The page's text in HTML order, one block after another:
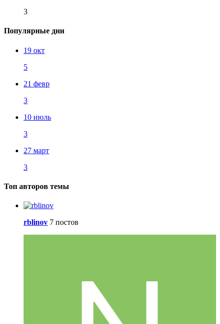
3
Популярные дни
19 окт
5
21 февр
3
10 июль
3
27 март
3
Топ авторов темы
rblinov 7 постов